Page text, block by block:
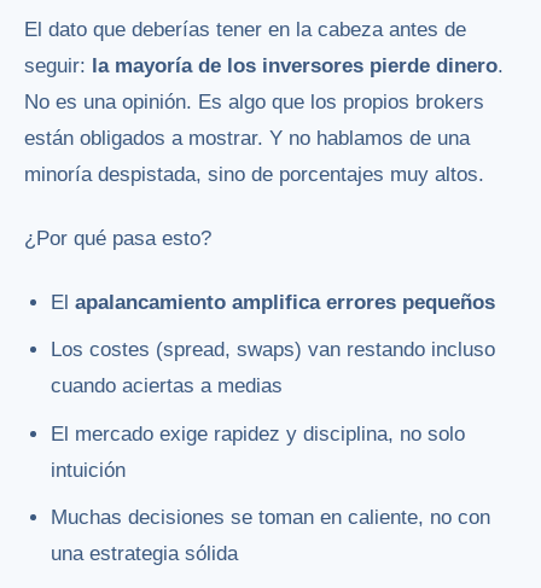
El dato que deberías tener en la cabeza antes de
seguir: la mayoría de los inversores pierde dinero.
No es una opinión. Es algo que los propios brokers
están obligados a mostrar. Y no hablamos de una
minoría despistada, sino de porcentajes muy altos.
¿Por qué pasa esto?
Elapalancamiento amplifica errores pequeños
Los costes (spread, swaps) van restando incluso
cuando aciertas a medias
El mercado exige rapidez y disciplina, no solo
intuición
Muchas decisiones se toman en caliente, no con
una estrategia sólida